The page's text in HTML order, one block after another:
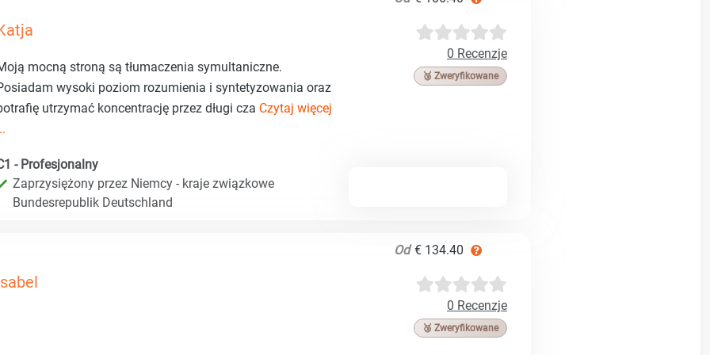
0 Recenzje
🥉 Zweryfikowane
mocną stroną są tłumaczenia symultaniczne.
wysoki poziom rozumienia i syntetyzowania oraz
utrzymać koncentrację przez długi cza Czytaj więcej
- Profesjonalny
Zaprzysiężony przez Niemcy - kraje związkowe
Bundesrepublik Deutschland
Od€ 134.40
0 Recenzje
🥉 Zweryfikowane